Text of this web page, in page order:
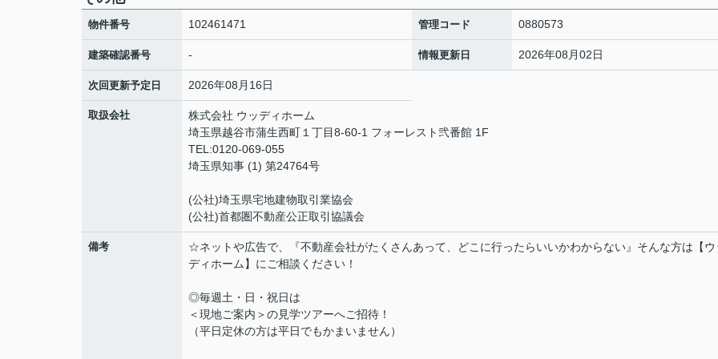
物件番号 102461471 管理コード 0880573
建築確認番号 - 情報更新日 2026年08月02日
次回更新予定日 2026年08月16日
取扱会社
株式会社 ウッディホーム
埼玉県越谷市蒲生西町１丁目8-60-1 フォーレスト弐番館 1F
TEL:0120-069-055
埼玉県知事 (1) 第24764号
(公社)埼玉県宅地建物取引業協会
(公社)首都圏不動産公正取引協議会
備考
☆ネットや広告で、『不動産会社がたくさんあって、どこに行ったらいいかわからない』そんな方は【ウ
ディホーム】にご相談ください！
◎毎週土・日・祝日は
＜現地ご案内＞の見学ツアーへご招待！
（平日定休の方は平日でもかまいません）